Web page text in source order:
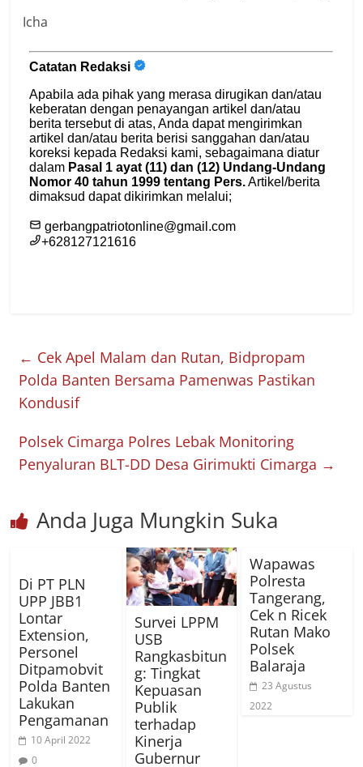
Icha
← Cek Apel Malam dan Rutan, Bidpropam
Polda Banten Bersama Pamenwas Pastikan
Kondusif
Polsek Cimarga Polres Lebak Monitoring
Penyaluran BLT-DD Desa Girimukti Cimarga →
Anda Juga Mungkin Suka
Di PT PLN
UPP JBB1
Lontar
Extension,
Personel
Ditpamobvit
Polda Banten
Lakukan
Pengamanan
10 April 2022
0
Survei LPPM
USB
Rangkasbitun
g: Tingkat
Kepuasan
Publik
terhadap
Kinerja
Gubernur
Wapawas
Polresta
Tangerang,
Cek n Ricek
Rutan Mako
Polsek
Balaraja
23 Agustus
2022